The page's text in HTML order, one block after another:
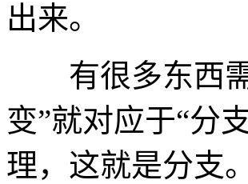
出来。
有很多东西需
变”就对应于“分
理，这就是分支。